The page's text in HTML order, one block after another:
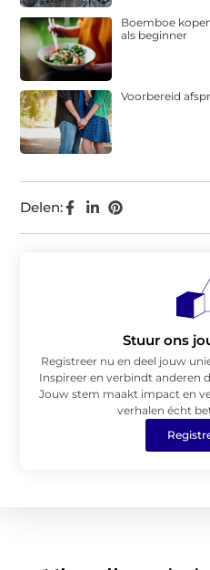
Delen:
Boemboe
als beginner
Voorbereid
Stuur ons
Registreer nu en deel jouw
Inspireer en verbindt anderen
Jouw stem maakt impact en
verhalen écht